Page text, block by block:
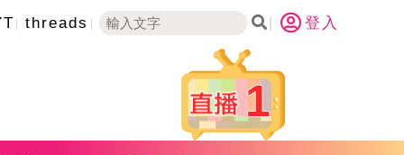
threads 登入
1